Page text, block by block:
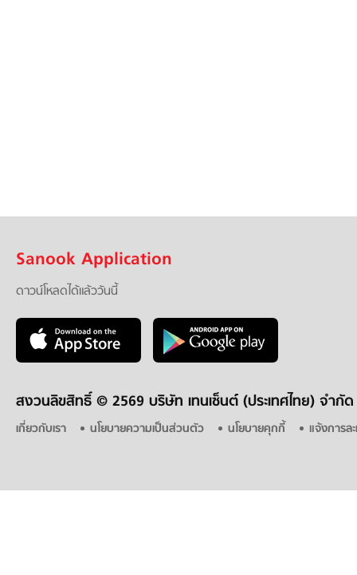
Sanook Application
ดาวน์โหลดได้แล้ววันนี้
สงวนลิขสิทธิ์ © 2569 บริษัท เทนเซ็นต์ (ประเทศไทย) จำกัด
เกี่ยวกับเรา นโยบายความเป็นส่วนตัว นโยบายคุกกี้ แจ้งการล